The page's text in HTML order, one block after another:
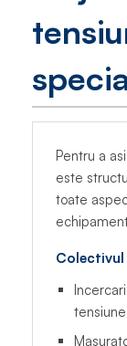
Pentru a
este
toate
Colectivul